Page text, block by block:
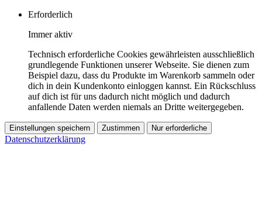
Erforderlich
Immer aktiv
Technisch erforderliche Cookies gewährleisten ausschließlich
grundlegende Funktionen unserer Webseite. Sie dienen zum
Beispiel dazu, dass du Produkte im Warenkorb sammeln oder
dich in dein Kundenkonto einloggen kannst. Ein Rückschluss
auf dich ist für uns dadurch nicht möglich und dadurch
anfallende Daten werden niemals an Dritte weitergegeben.
Einstellungen speichern Zustimmen Nur erforderliche
Datenschutzerklärung